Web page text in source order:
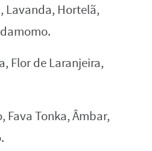
Lavanda, Hortelã,
Flor de Laranjeira,
Fava Tonka, Âmbar,